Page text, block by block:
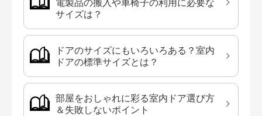
サイズは？
ドアのサイズにもいろいろある？室内
ドアの標準サイズとは？
部屋をおしゃれに彩る室内ドア選び方
＆失敗しないポイント